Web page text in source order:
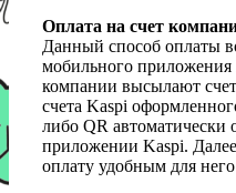
Оплата на счет
Данный способ оплаты
мобильного
компании высылают
счета Kaspi
либо QR автоматически
приложении Kaspi.
оплату удобным для